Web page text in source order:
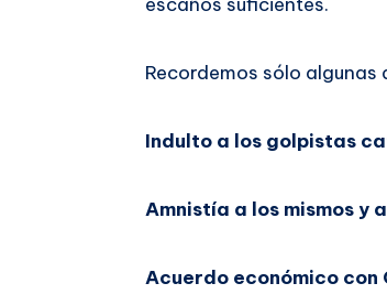
Recordemos sólo
Indulto a los golpistas
Amnistía a los mismos y
Acuerdo económico con